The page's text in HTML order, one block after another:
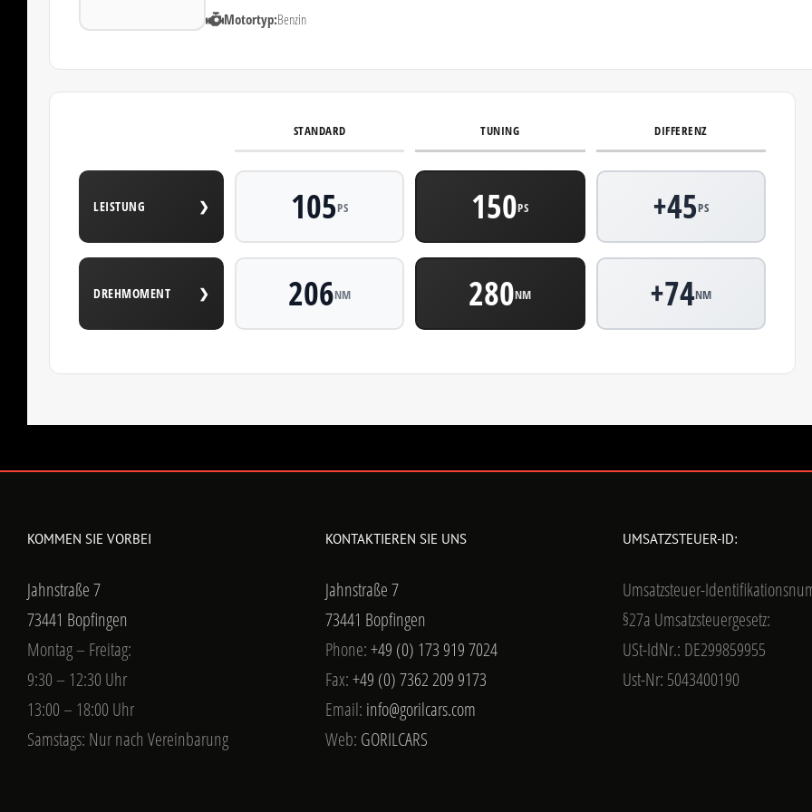
Motortyp:Benzin
STANDARD TUNING DIFFERENZ
LEISTUNG ❯ 105PS 150PS +45PS
DREHMOMENT ❯ 206NM 280NM +74NM
KOMMEN SIE VORBEI
Jahnstraße 7
73441 Bopfingen
Montag – Freitag:
9:30 – 12:30 Uhr
13:00 – 18:00 Uhr
Samstags: Nur nach Vereinbarung
KONTAKTIEREN SIE UNS
Jahnstraße 7
73441 Bopfingen
Phone:+49 (0) 173 919 7024
Fax:+49 (0) 7362 209 9173
Email: info@gorilcars.com
Web: GORILCARS
UMSATZSTEUER-ID:
Umsatzsteuer-
§27a Umsatzsteuergesetz:
USt-IdNr.: DE299859955
Ust-Nr: 5043400190